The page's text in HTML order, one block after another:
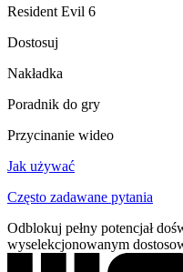
Resident Evil 6
Dostosuj
Nakładka
Poradnik do gry
Przycinanie wideo
Jak używać
Często zadawane pytania
Odblokuj pełny potencjał
wyselekcjonowanym